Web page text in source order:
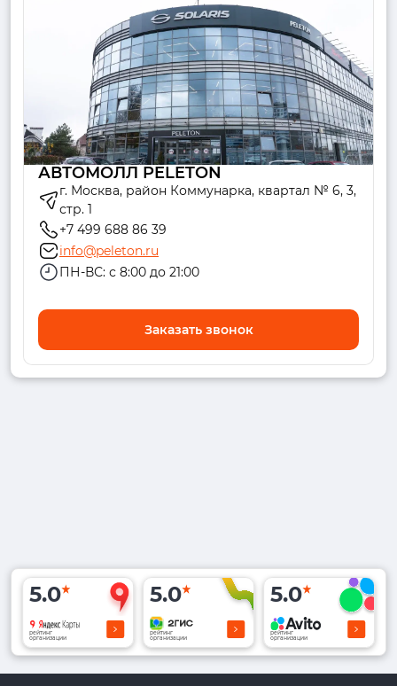
АВТОМОЛЛ PELETON
г. Москва, район Коммунарка, квартал № 6, 3,
стр. 1
+7 499 688 86 39
info@peleton.ru
ПН-ВС: с 8:00 до 21:00
Заказать звонок
5.0
рейтинг
организации
5.0
рейтинг
организации
5.0
рейтинг
организации